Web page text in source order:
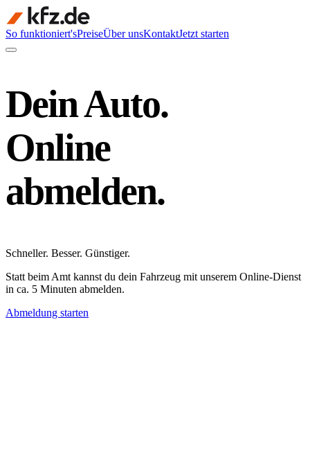
So funktioniert'sPreiseÜber unsKontaktJetzt starten
Dein Auto.
Online
abmelden.
Schneller. Besser. Günstiger.
Statt beim Amt kannst du dein Fahrzeug mit unserem Online-Dienst
in ca. 5 Minuten abmelden.
Abmeldung starten